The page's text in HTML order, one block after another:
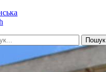
Пошук